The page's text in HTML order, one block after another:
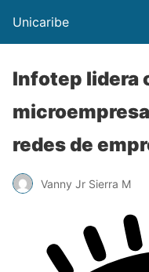
Unicaribe
Infotep lidera
redes de
Vanny Jr Sierra M